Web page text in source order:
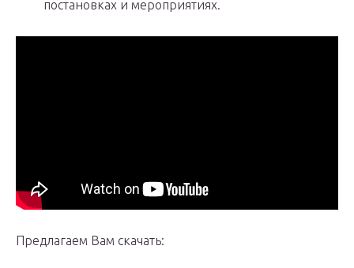
постановках и мероприятиях.
Предлагаем Вам скачать: